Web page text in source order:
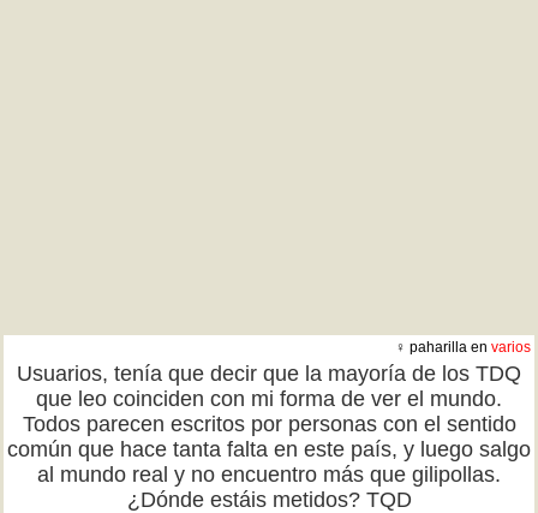
♀ paharilla en varios
Usuarios, tenía que decir que la mayoría de los TDQ
que leo coinciden con mi forma de ver el mundo.
Todos parecen escritos por personas con el sentido
común que hace tanta falta en este país, y luego salgo
al mundo real y no encuentro más que gilipollas.
¿Dónde estáis metidos? TQD